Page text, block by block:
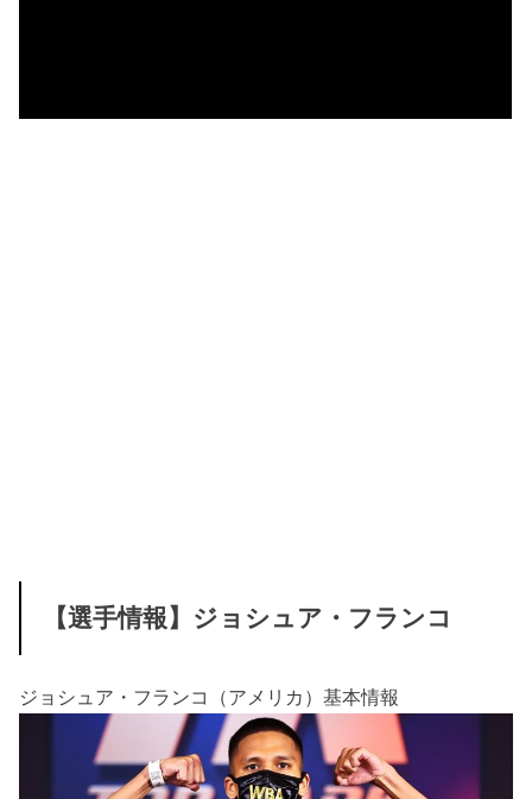
【選手情報】ジョシュア・フランコ
ジョシュア・フランコ（アメリカ）基本情報